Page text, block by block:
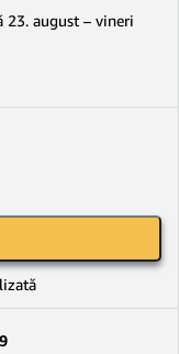
23. august – vineri